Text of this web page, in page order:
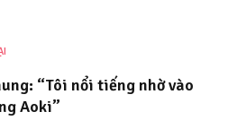
“Tôi nổi tiếng nhờ vào
Aoki”